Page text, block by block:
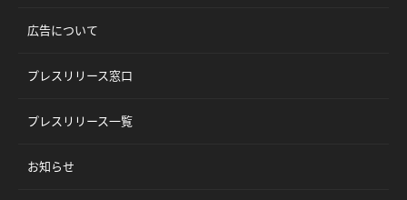
広告について
プレスリリース窓口
プレスリリース一覧
お知らせ